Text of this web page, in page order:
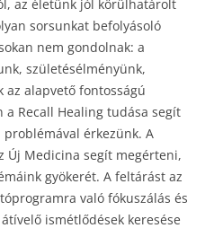
az életünk jól körülhatárolt
sorsunkat befolyásoló
nem gondolnak: a
születésélményünk,
az alapvető fontosságú
a Recall Healing tudása segít
érkezünk. A
Új Medicina segít megérteni,
gyökerét. A feltárást az
való fókuszálás és
ismétlődések keresése